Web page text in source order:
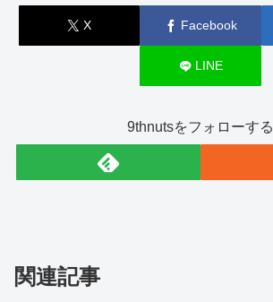
X Facebook
LINE
9thnutsをフォローする
関連記事